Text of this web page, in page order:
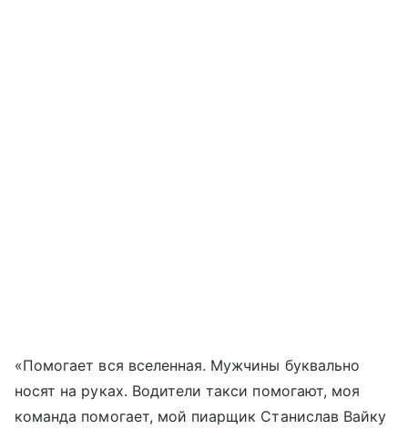
«Помогает вся вселенная. Мужчины буквально
носят на руках. Водители такси помогают, моя
команда помогает, мой пиарщик Станислав Вайку